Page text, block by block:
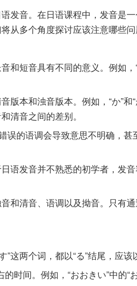
发音。在日语课程中，发音是
从多个角度探讨应该注意哪些问
短音具有不同的意义。例如，
和浊音版本。例如，“か”和“
清音之间的差别。
的语调会导致意思不明确，
语发音并不熟悉的初学者，发
和清音、语调以及拗音。只有
这两个词，都以“る”结尾，应该
间。例如，“おおきい”中的“